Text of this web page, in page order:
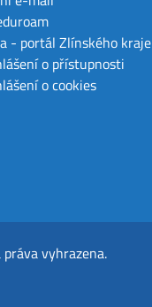
- portál Zlínského kraje
o přístupnosti
o cookies
práva vyhrazena.